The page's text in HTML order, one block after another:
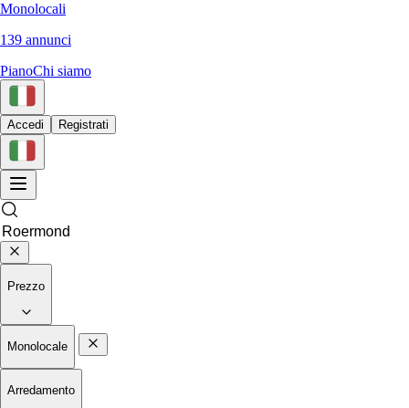
Monolocali
139 annunci
PianoChi siamo
Accedi Registrati
Prezzo
Monolocale
Arredamento